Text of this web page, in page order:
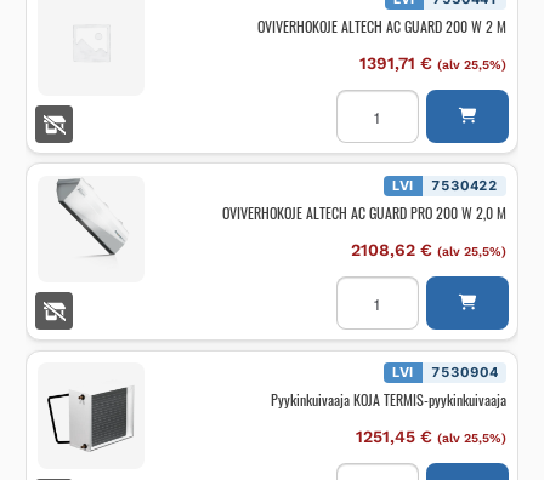
OVIVERHOKOJE ALTECH AC GUARD 200 W 2 M
1391,71 € (alv 25,5%)
OVIVERHOKOJE
ALTECH
GUARD
200
M
LVI 7530422
OVIVERHOKOJE ALTECH AC GUARD PRO 200 W 2,0 M
2108,62 € (alv 25,5%)
OVIVERHOKOJE
ALTECH
GUARD
PRO
2,0
määrä
LVI 7530904
Pyykinkuivaaja KOJA TERMIS-pyykinkuivaaja
1251,45 € (alv 25,5%)
Pyykinkuivaaja